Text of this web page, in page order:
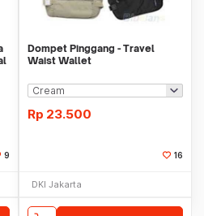
9
Dompet Pinggang - Travel
Waist Wallet
Rp 23.500
16
DKI Jakarta